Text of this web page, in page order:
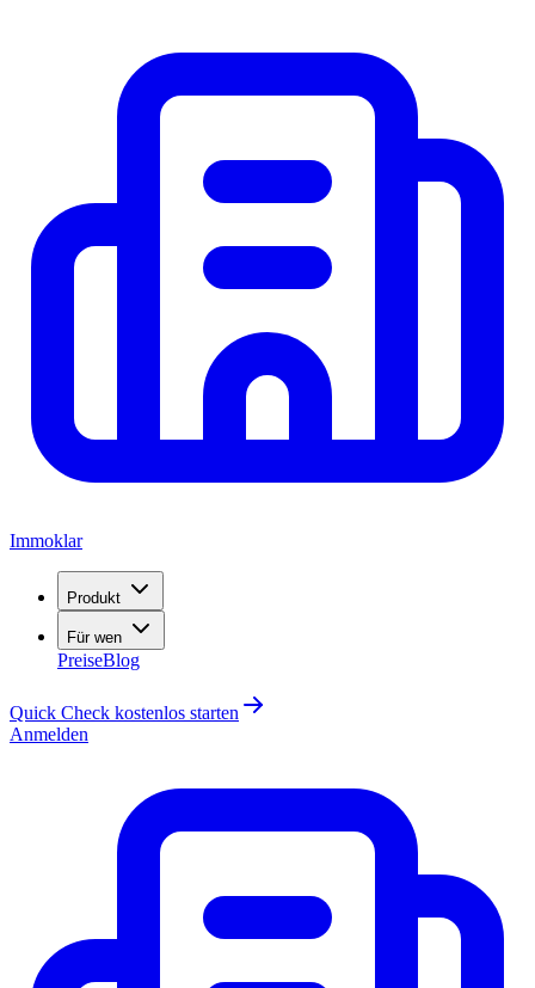
Immoklar
Produkt
Für wen
PreiseBlog
Quick Check kostenlos starten
Anmelden